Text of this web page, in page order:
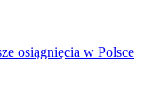
osiągnięcia w Polsce